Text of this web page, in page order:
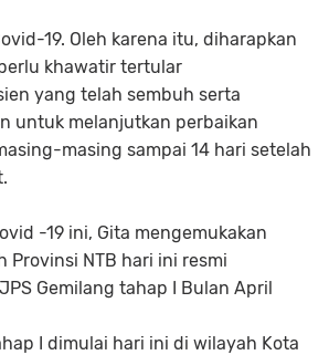
19. Oleh karena itu, diharapkan
khawatir tertular
yang telah sembuh serta
untuk melanjutkan perbaikan
masing sampai 14 hari setelah
-19 ini, Gita mengemukakan
Provinsi NTB hari ini resmi
Gemilang tahap I Bulan April
I dimulai hari ini di wilayah Kota